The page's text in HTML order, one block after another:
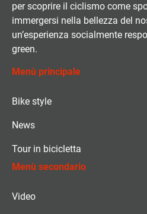
per scoprire il ciclismo come
immergersi nella bellezza del
un’esperienza socialmente
green.
Menù principale
Bike style
News
Tour in bicicletta
Menù secondario
Video